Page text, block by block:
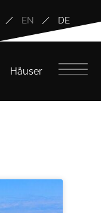
EN DE
Häuser